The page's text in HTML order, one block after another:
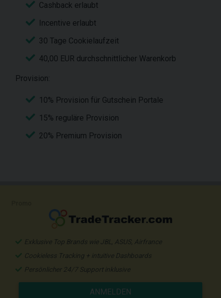
Cashback erlaubt
Incentive erlaubt
30 Tage Cookielaufzeit
40,00 EUR durchschnittlicher Warenkorb
Provision:
10% Provision für Gutschein Portale
15% reguläre Provision
20% Premium Provision
Exklusive Top Brands wie JBL, ASUS, Airfrance
Cookieless Tracking + intuitive Dashboards
Persönlicher 24/7 Support inklusive
ANMELDEN